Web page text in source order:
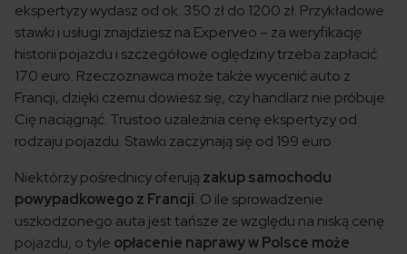
ekspertyzy wydasz od ok. 350 zł do 1200 zł. Przykładowe
stawki i usługi znajdziesz na Experveo – za weryfikację
historii pojazdu i szczegółowe oględziny trzeba zapłacić
170 euro. Rzeczoznawca może także wycenić auto z
Francji, dzięki czemu dowiesz się, czy handlarz nie próbuje
Cię naciągnąć. Trustoo uzależnia cenę ekspertyzy od
rodzaju pojazdu. Stawki zaczynają się od 199 euro.
Niektórzy pośrednicy oferują zakup samochodu
powypadkowego z Francji. O ile sprowadzenie
uszkodzonego auta jest tańsze ze względu na niską cenę
pojazdu, o tyle opłacenie naprawy w Polsce może